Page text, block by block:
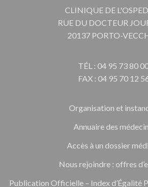
CLINIQUE DE
RUE DU DOCTEUR
20137 PORTO-
TÉL : 04 95 73 80
FAX : 04 95 70 12
Organisation et
Annuaire des
Accès à un dossier
Nous rejoindre : offres
Publication Officielle – Index d’Égalité